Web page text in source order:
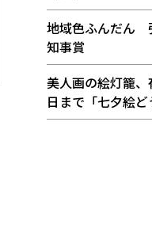
地域色ふんだん
知事賞
美人画の絵灯籠
日まで「七夕絵ど